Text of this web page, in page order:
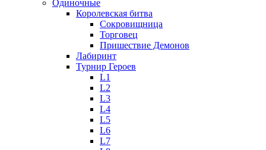
Одиночные
Королевская битва
Сокровищница
Торговец
Пришествие Демонов
Лабиринт
Турнир Героев
L1
L2
L3
L4
L5
L6
L7